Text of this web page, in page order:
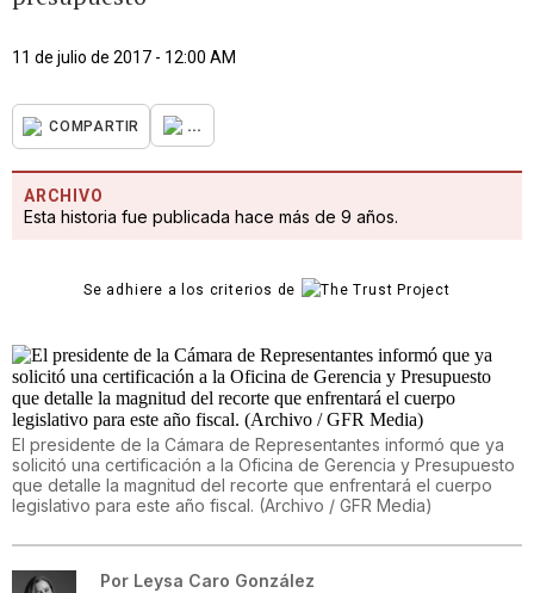
11 de julio de 2017 - 12:00 AM
COMPARTIR ...
ARCHIVO
Esta historia fue publicada hace más de 9 años.
Se adhiere a los criterios de
El presidente de la Cámara de Representantes informó que ya
solicitó una certificación a la Oficina de Gerencia y Presupuesto
que detalle la magnitud del recorte que enfrentará el cuerpo
legislativo para este año fiscal. (Archivo / GFR Media)
Por Leysa Caro González